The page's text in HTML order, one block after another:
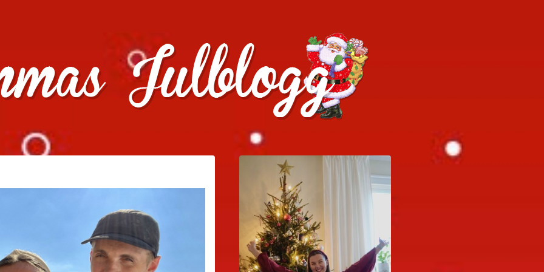
julklappstips, julkalendrar, adventskalendrar , julpyssel och julrecept!